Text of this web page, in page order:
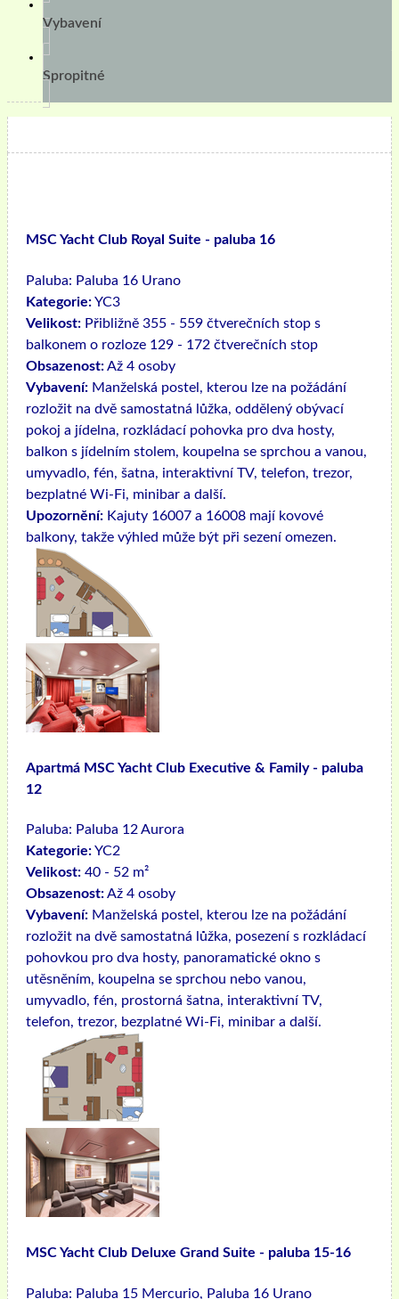
Vybavení
Spropitné
MSC Yacht Club Royal Suite - paluba 16
Paluba: Paluba 16 Urano
Kategorie:YC3
Velikost: Přibližně 355 - 559 čtverečních stop s
balkonem o rozloze 129 - 172 čtverečních stop
Obsazenost:Až 4 osoby
Vybavení: Manželská postel, kterou lze na požádání
rozložit na dvě samostatná lůžka, oddělený obývací
pokoj a jídelna, rozkládací pohovka pro dva hosty,
balkon s jídelním stolem, koupelna se sprchou a vanou,
umyvadlo, fén, šatna, interaktivní TV, telefon, trezor,
bezplatné Wi-Fi, minibar a další.
Upozornění: Kajuty 16007 a 16008 mají kovové
balkony, takže výhled může být při sezení omezen.
Apartmá MSC Yacht Club Executive & Family - paluba
12
Paluba: Paluba 12 Aurora
Kategorie:YC2
Velikost: 40 - 52 m²
Obsazenost:Až 4 osoby
Vybavení: Manželská postel, kterou lze na požádání
rozložit na dvě samostatná lůžka, posezení s rozkládací
pohovkou pro dva hosty, panoramatické okno s
utěsněním, koupelna se sprchou nebo vanou,
umyvadlo, fén, prostorná šatna, interaktivní TV,
telefon, trezor, bezplatné Wi-Fi, minibar a další.
MSC Yacht Club Deluxe Grand Suite - paluba 15-16
Paluba: Paluba 15 Mercurio, Paluba 16 Urano